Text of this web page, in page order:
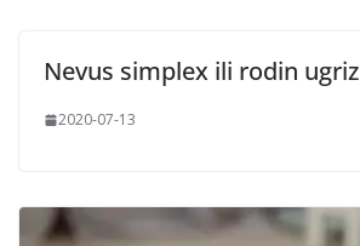
Nevus simplex ili rodin ugriz
2020-07-13